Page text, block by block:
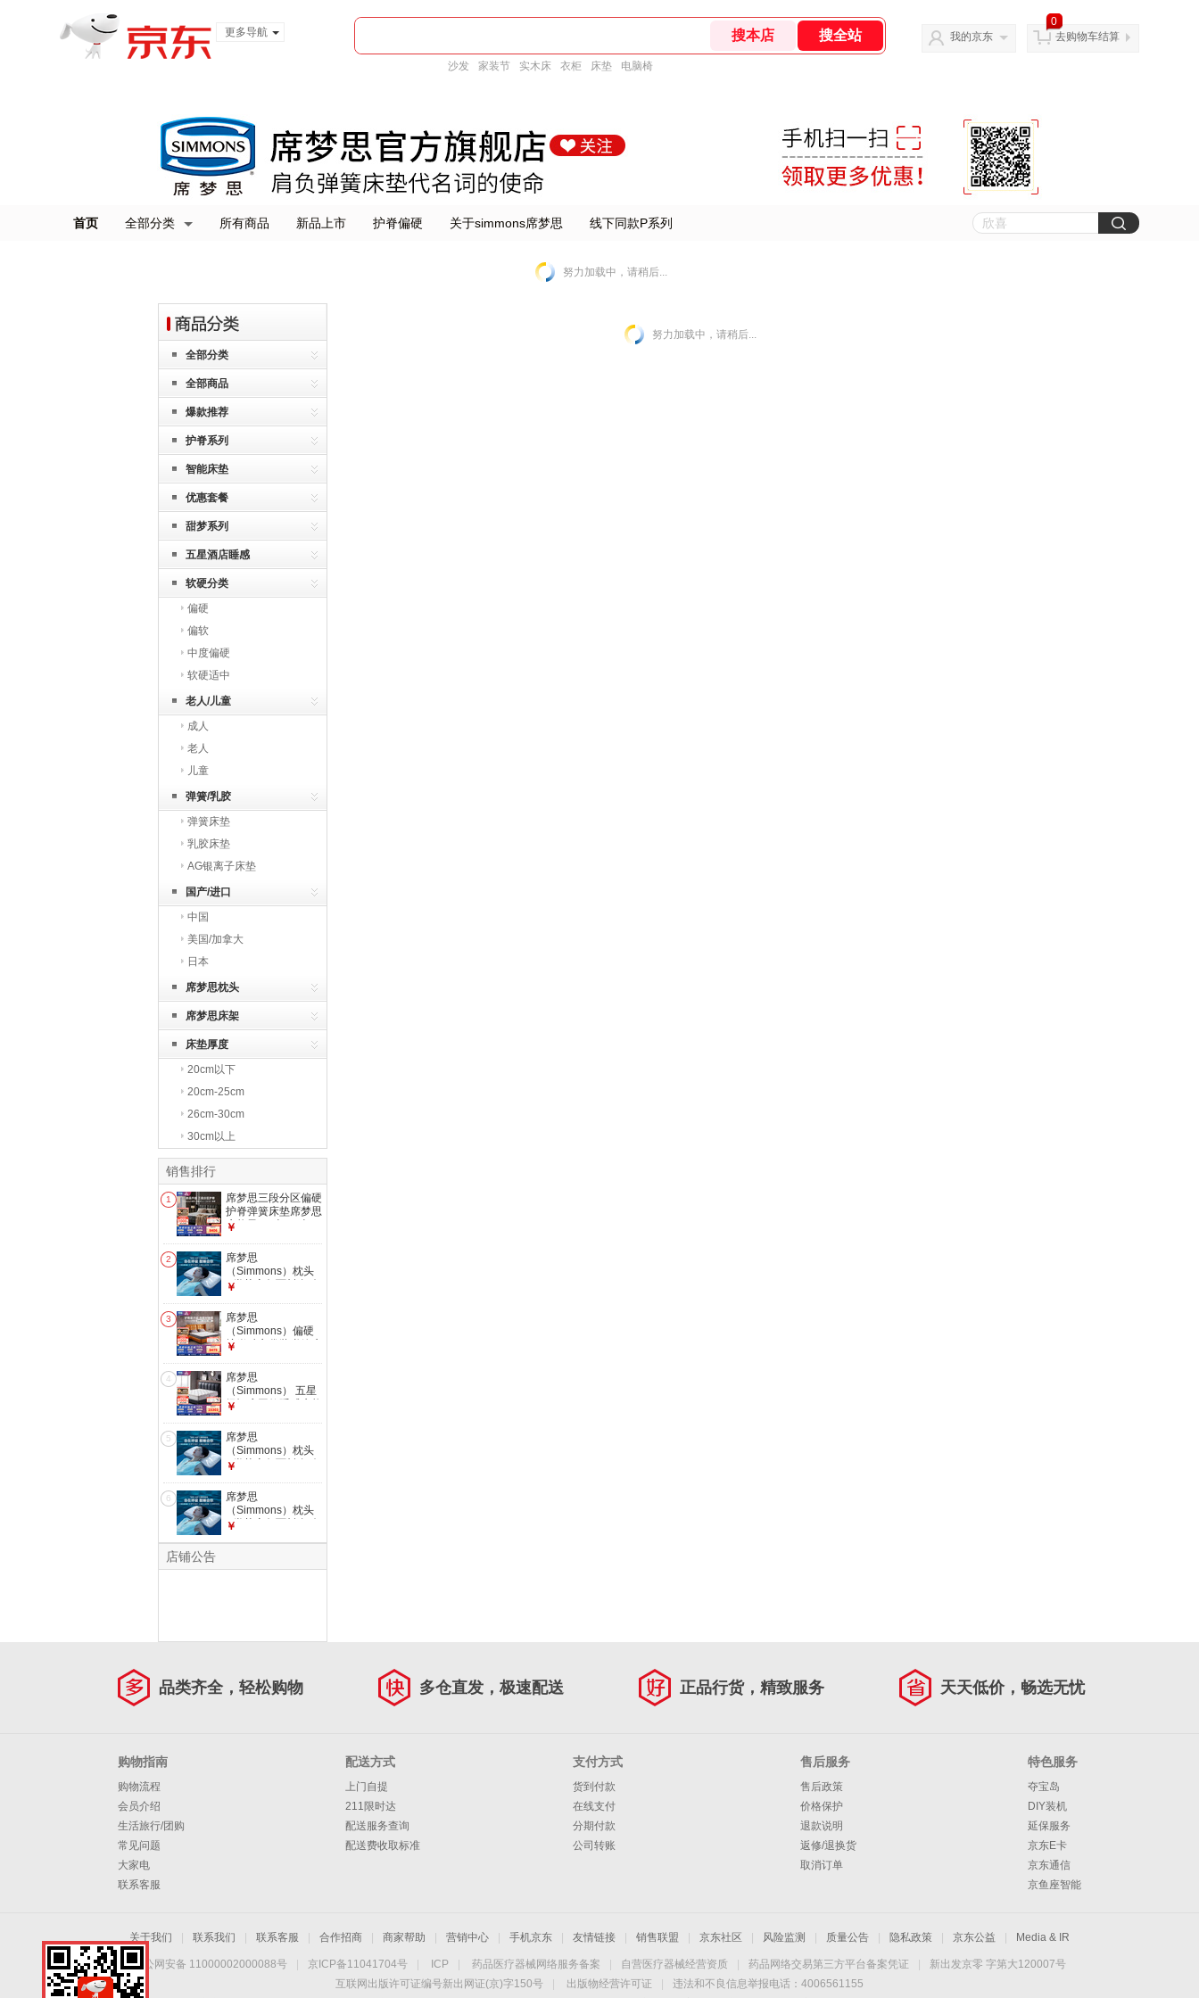
更多导航
沙发 家装节 实木床 衣柜 床垫 电脑椅
我的京东
0
去购物车结算
首页 全部分类 所有商品 新品上市 护脊偏硬 关于simmons席梦思 线下同款P系列
努力加载中，请稍后...
全部分类
全部商品
爆款推荐
护脊系列
智能床垫
优惠套餐
甜梦系列
五星酒店睡感
软硬分类
偏硬
偏软
中度偏硬
软硬适中
老人/儿童
成人
老人
儿童
弹簧/乳胶
弹簧床垫
乳胶床垫
AG银离子床垫
国产/进口
中国
美国/加拿大
日本
席梦思枕头
席梦思床架
床垫厚度
20cm以下
20cm-25cm
26cm-30cm
30cm以上
销售排行
1
席梦思三段分区偏硬
护脊弹簧床垫席梦思
床垫子1.5米1.8米x2
牌热销TOP1】【新
品升级】
1800*2000
￥
2
席梦思
（Simmons）枕头
A类莱赛尔面料自动
气感枕芯单只 “BRE-
AiR”面包枕 A类 单
只 中枕 60*40*8cm
￥
3
席梦思
（Simmons）偏硬
护脊独立袋装弹簧床
米1.8米x2米 新曙光
【经典透气护脊床
垫】
1800*2000*240
￥
4
席梦思
（Simmons） 五星
级酒店同款睡感床垫
适中偏硬床垫 美狄
丝 1800*2000
￥
5
席梦思
（Simmons）枕头
A类莱赛尔面料自动
气感枕芯单只 “BRE-
AiR”面包枕 A类 单
只 高枕
68*40*10cm
￥
6
席梦思
（Simmons）枕头
A类莱赛尔面料自动
￥
店铺公告
努力加载中，请稍后...
品类齐全，轻松购物 多仓直发，极速配送 正品行货，精致服务 天天低价，畅选无忧
购物指南
购物流程
会员介绍
生活旅行/团购
常见问题
大家电
联系客服
配送方式
上门自提
211限时达
配送服务查询
配送费收取标准
支付方式
货到付款
在线支付
分期付款
公司转账
售后服务
售后政策
价格保护
退款说明
返修/退换货
取消订单
特色服务
夺宝岛
DIY装机
延保服务
京东E卡
京东通信
京鱼座智能
关于我们 联系我们 联系客服 合作招商 商家帮助 营销中心 手机京东 友情链接 销售联盟 京东社区 风险监测 质量公告 隐私政策 京东公益 Media & IR
京公网安备 11000002000088号 京ICP备11041704号 ICP 药品医疗器械网络服务备案 自营医疗器械经营资质 药品网络交易第三方平台备案凭证
新出发京零 字第大120007号
互联网出版许可证编号新出网证(京)字150号
出版物经营许可证
违法和不良信息举报电话：4006561155